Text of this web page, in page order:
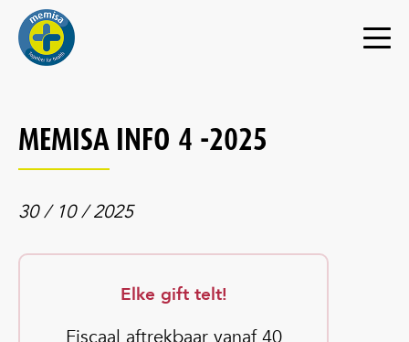
MEMISA INFO 4 -2025
30 / 10 / 2025
Elke gift telt!
Fiscaal aftrekbaar vanaf 40